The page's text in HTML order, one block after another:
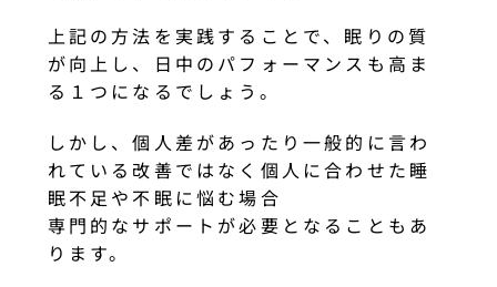
上記の方法を実践することで、眠りの質
が向上し、日中のパフォーマンスも高ま
る１つになるでしょう。
しかし、個人差があったり一般的に言わ
れている改善ではなく個人に合わせた睡
眠不足や不眠に悩む場合
専門的なサポートが必要となることもあ
ります。